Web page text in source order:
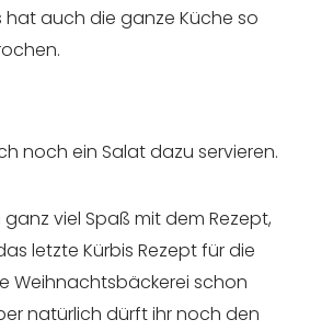
auch die ganze Küche so
noch ein Salat dazu servieren.
viel Spaß mit dem Rezept,
letzte Kürbis Rezept für die
Weihnachtsbäckerei schon
natürlich dürft ihr noch den